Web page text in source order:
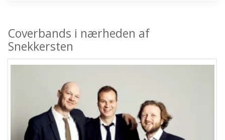
Coverbands i nærheden af
Snekkersten